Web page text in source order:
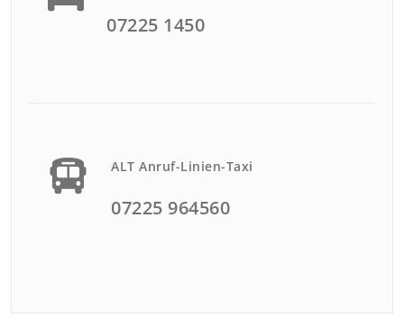
07225 1450
ALT Anruf-Linien-Taxi
07225 964560